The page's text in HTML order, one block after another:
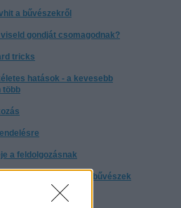
a bűvészekről
viseld gondját csomagodnak?
tricks
hatások - a kevesebb
több
a feldolgozásnak
miért nem árulják el a bűvészek